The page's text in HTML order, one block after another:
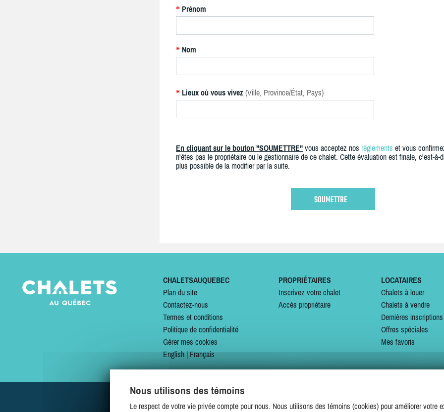
* Prénom
* Nom
* Lieux où vous vivez (Ville, Province/État, Pays)
En cliquant sur le bouton "SOUMETTRE" vous acceptez nos règlements et vous
n'êtes pas le propriétaire ou le gestionnaire de ce chalet. Cette évaluation est finale, c'est-à-
plus possible de la modifier par la suite.
CHALETSAUQUEBEC
Plan du site
Contactez-nous
Termes et conditions
Politique de confidentialité
Gérer mes cookies
English|Français
PROPRIÉTAIRES
Inscrivez votre chalet
Accès propriétaire
LOCATAIRES
Chalets à louer
Chalets à vendre
Dernières inscriptions
Offres spéciales
Mes favoris
SUIVEZ-NOUS SUR
Nous utilisons des témoins
Le respect de votre vie privée compte pour nous. Nous utilisons des témoins (cookies) pour améliorer votre